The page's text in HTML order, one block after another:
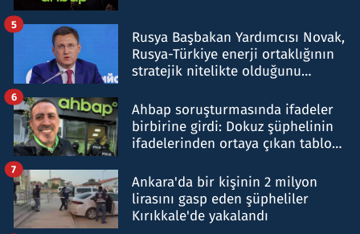
Rusya Başbakan Yardımcısı Novak,
Rusya-Türkiye enerji ortaklığının
stratejik nitelikte olduğunu
5
Ahbap soruşturmasında ifadeler
birbirine girdi: Dokuz şüphelinin
ifadelerinden ortaya çıkan tablo
6
Ankara'da bir kişinin 2 milyon
lirasını gasp eden şüpheliler
Kırıkkale'de yakalandı
7